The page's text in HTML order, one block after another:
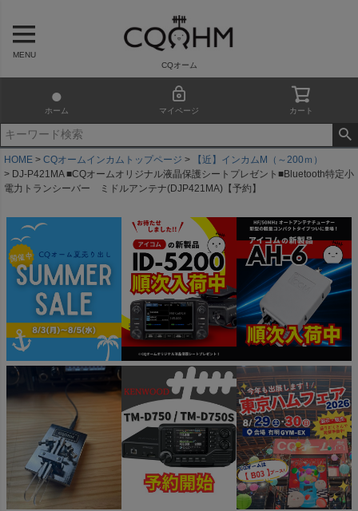
MENU
CQオーム
ホーム マイページ カート
HOME CQオームインカムトップページ
【近】インカムM（～200ｍ）
DJ-P421MA ■CQオームオリジナル液晶保護シートプレゼント■Bluetooth特定小
電力トランシーバー ミドルアンテナ(DJP421MA)【予約】